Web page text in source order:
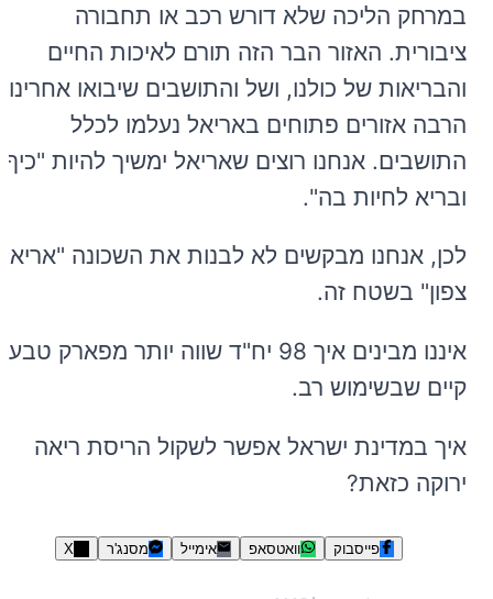
במרחק הליכה שלא דורש רכב או תחבורה
ציבורית. האזור הבר הזה תורם לאיכות החיים
והבריאות של כולנו, ושל והתושבים שיבואו אחרינו.
הרבה אזורים פתוחים באריאל נעלמו לכלל
התושבים. אנחנו רוצים שאריאל ימשיך להיות "כיף
ובריא לחיות בה".
לכן, אנחנו מבקשים לא לבנות את השכונה
צפון" בשטח זה.
איננו מבינים איך 98 יח"ד שווה יותר מפארק טבעי
קיים שבשימוש רב.
איך במדינת ישראל אפשר לשקול הריסת ריאה
ירוקה כזאת?
פייסבוק וואטסאפ אימייל מסנג'ר X